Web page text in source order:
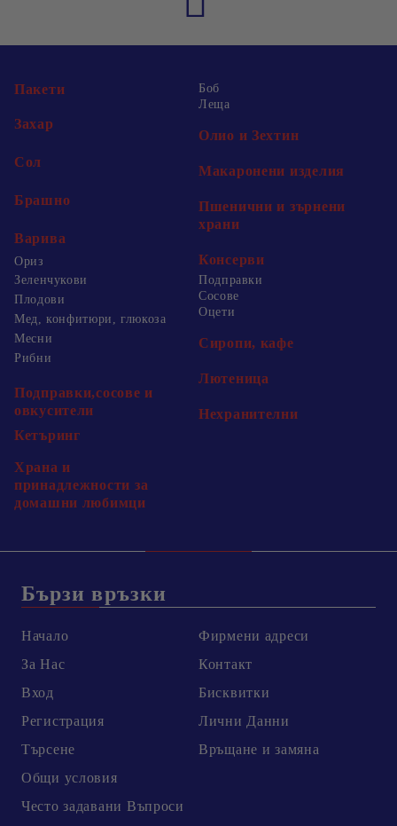
Пакети
Захар
Сол
Брашно
Варива
Ориз
Боб
Леща
Олио и Зехтин
Макаронени изделия
Пшенични и зърнени
храни
Консерви
Зеленчукови
Плодови
Мед, конфитюри, глюкоза
Месни
Рибни
Подправки,сосове и
овкусители
Подправки
Сосове
Оцети
Сиропи, кафе
Лютеница
Нехранителни
Кетъринг
Храна и
принадлежности за
домашни любимци
Бързи връзки
Начало
За Нас
Вход
Регистрация
Търсене
Общи условия
Честo задавани Въпроси
Фирмени адреси
Контакт
Бисквитки
Лични Данни
Връщане и замяна